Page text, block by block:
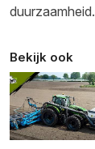
duurzaamheid.
Bekijk ook